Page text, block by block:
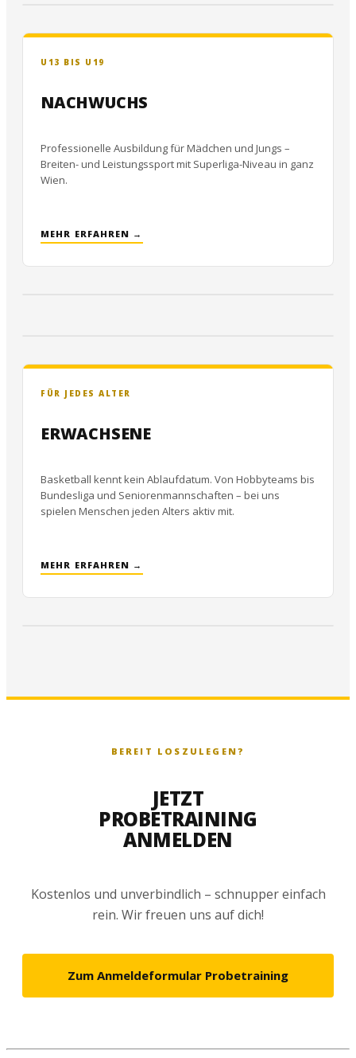
U13 BIS U19
NACHWUCHS
Professionelle Ausbildung für Mädchen und Jungs –
Breiten- und Leistungssport mit Superliga-Niveau in ganz
Wien.
MEHR ERFAHREN →
FÜR JEDES ALTER
ERWACHSENE
Basketball kennt kein Ablaufdatum. Von Hobbyteams bis
Bundesliga und Seniorenmannschaften – bei uns
spielen Menschen jeden Alters aktiv mit.
MEHR ERFAHREN →
BEREIT LOSZULEGEN?
JETZT
PROBETRAINING
ANMELDEN
Kostenlos und unverbindlich – schnupper einfach
rein. Wir freuen uns auf dich!
Zum Anmeldeformular Probetraining